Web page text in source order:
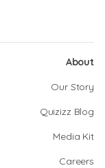
About
Our Story
Quizizz Blog
Media Kit
Careers